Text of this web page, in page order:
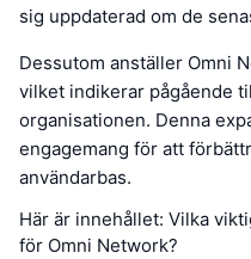
sig uppdaterad om de
Dessutom anställer Omni
vilket indikerar pågående
organisationen. Denna
engagemang för att
användarbas.
Här är innehållet: Vilka
för Omni Network?